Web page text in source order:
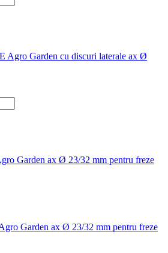
Agro Garden cu discuri laterale ax Ø
Garden ax Ø 23/32 mm pentru freze
Garden ax Ø 23/32 mm pentru freze